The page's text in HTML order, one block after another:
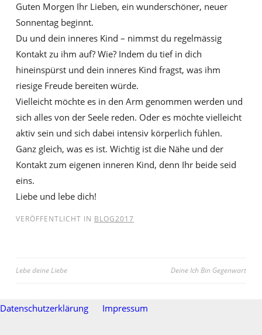
Guten Morgen Ihr Lieben, ein wunderschöner, neuer
Sonnentag beginnt.
Du und dein inneres Kind – nimmst du regelmässig
Kontakt zu ihm auf? Wie? Indem du tief in dich
hineinspürst und dein inneres Kind fragst, was ihm
riesige Freude bereiten würde.
Vielleicht möchte es in den Arm genommen werden und
sich alles von der Seele reden. Oder es möchte vielleicht
aktiv sein und sich dabei intensiv körperlich fühlen.
Ganz gleich, was es ist. Wichtig ist die Nähe und der
Kontakt zum eigenen inneren Kind, denn Ihr beide seid
eins.
Liebe und lebe dich!
VERÖFFENTLICHT IN BLOG2017
Beitragsnavigation
Lebe deine Liebe Deine Ich Bin Gegenwart
Datenschutzerklärung Impressum